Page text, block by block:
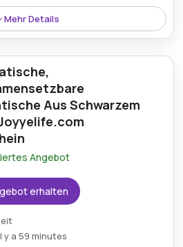
Mehr Details
für alle
wodurch zusätzliche
Kein Minimum erforderlich
alle Kunden
Zeitlich begrenztes Angebot
mit anderen Aktionen
Informationen finden Sie
Aus Schwarzem
Angebot
erhalten
a 59 minutes